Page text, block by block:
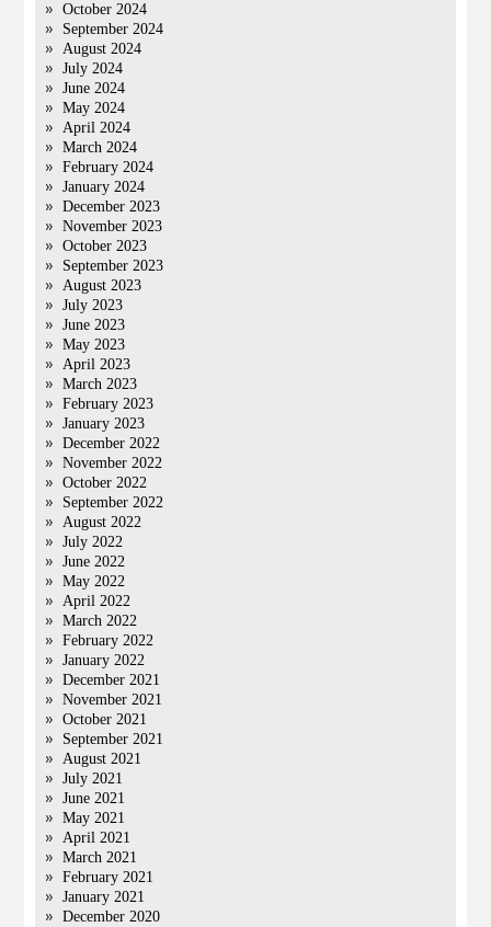
October 2024
September 2024
August 2024
July 2024
June 2024
May 2024
April 2024
March 2024
February 2024
January 2024
December 2023
November 2023
October 2023
September 2023
August 2023
July 2023
June 2023
May 2023
April 2023
March 2023
February 2023
January 2023
December 2022
November 2022
October 2022
September 2022
August 2022
July 2022
June 2022
May 2022
April 2022
March 2022
February 2022
January 2022
December 2021
November 2021
October 2021
September 2021
August 2021
July 2021
June 2021
May 2021
April 2021
March 2021
February 2021
January 2021
December 2020